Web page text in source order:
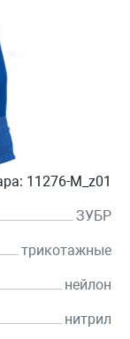
11276-M_z01
ЗУБР
трикотажные
нейлон
нитрил